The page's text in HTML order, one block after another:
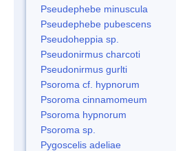
Pseudephebe minuscula
Pseudephebe pubescens
Pseudoheppia sp.
Pseudonirmus charcoti
Pseudonirmus gurlti
Psoroma cf. hypnorum
Psoroma cinnamomeum
Psoroma hypnorum
Psoroma sp.
Pygoscelis adeliae